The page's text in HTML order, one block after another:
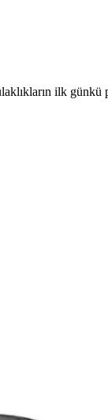
ilk günkü